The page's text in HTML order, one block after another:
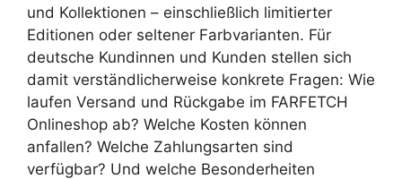
und Kollektionen – einschließlich limitierter
Editionen oder seltener Farbvarianten. Für
deutsche Kundinnen und Kunden stellen sich
damit verständlicherweise konkrete Fragen: Wie
laufen Versand und Rückgabe im FARFETCH
Onlineshop ab? Welche Kosten können
anfallen? Welche Zahlungsarten sind
verfügbar? Und welche Besonderheiten